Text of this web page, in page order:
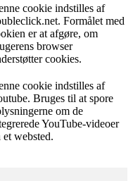
cookie indstilles af
Formålet med
er at afgøre, om
browser
cookies.
cookie indstilles af
Bruges til at spore
om de
YouTube-videoer
et websted.